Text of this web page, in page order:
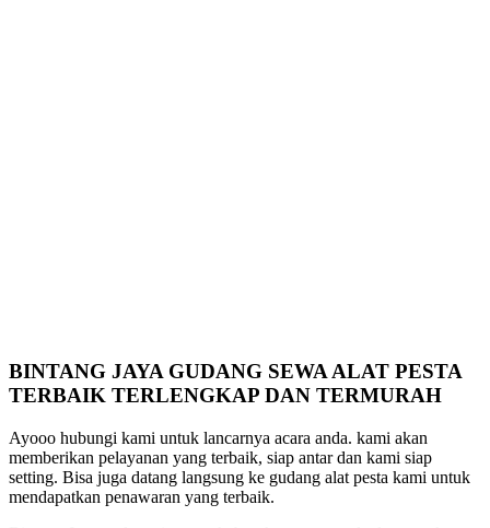
BINTANG JAYA GUDANG SEWA ALAT PESTA
TERBAIK TERLENGKAP DAN TERMURAH
Ayooo hubungi kami untuk lancarnya acara anda. kami akan
memberikan pelayanan yang terbaik, siap antar dan kami siap
setting. Bisa juga datang langsung ke gudang alat pesta kami untuk
mendapatkan penawaran yang terbaik.